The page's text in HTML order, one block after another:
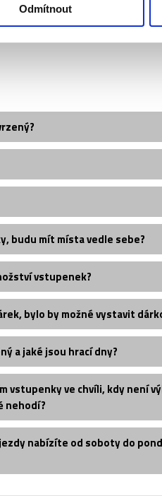
Odmítnout
budu mít místa vedle sebe?
vstupenek?
bylo by možné vystavit
a jaké jsou hrací dny?
vstupenky ve chvíli, kdy není
nehodí?
nabízíte od soboty do